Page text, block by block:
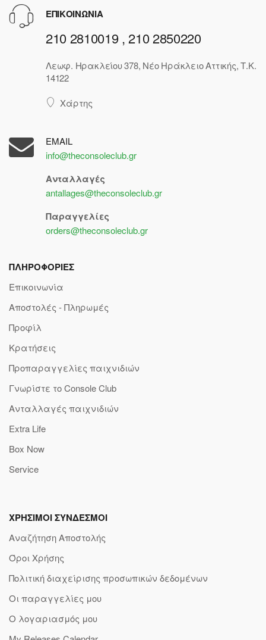
ΕΠΙΚΟΙΝΩΝΙΑ
210 2810019 , 210 2850220
Λεωφ. Ηρακλείου 378, Νέο Ηράκλειο Αττικής, Τ.Κ.
14122
Χάρτης
EMAIL
info@theconsoleclub.gr
Ανταλλαγές
antallages@theconsoleclub.gr
Παραγγελίες
orders@theconsoleclub.gr
ΠΛΗΡΟΦΟΡΙΕΣ
Επικοινωνία
Αποστολές - Πληρωμές
Προφίλ
Κρατήσεις
Προπαραγγελίες παιχνιδιών
Γνωρίστε το Console Club
Ανταλλαγές παιχνιδιών
Extra Life
Box Now
Service
ΧΡΗΣΙΜΟΙ ΣΥΝΔΕΣΜΟΙ
Αναζήτηση Αποστολής
Όροι Χρήσης
Πολιτική διαχείρισης προσωπικών δεδομένων
Οι παραγγελίες μου
Ο λογαριασμός μου